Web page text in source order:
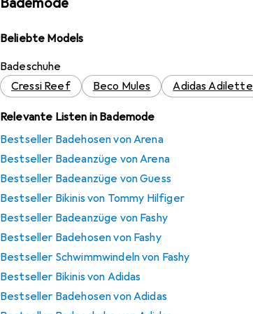
Beliebte Models
Badeschuhe
Cressi Reef
Beco Mules Adidas Adilette
Relevante Listen in Bademode
Bestseller Badehosen von Arena
Bestseller Badeanzüge von Arena
Bestseller Badeanzüge von Guess
Bestseller Bikinis von Tommy Hilfiger
Bestseller Badeanzüge von Fashy
Bestseller Badehosen von Fashy
Bestseller Schwimmwindeln von Fashy
Bestseller Bikinis von Adidas
Bestseller Badehosen von Adidas